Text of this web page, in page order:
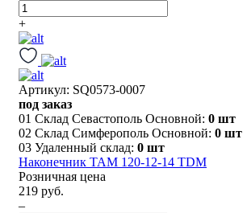
+
Артикул: SQ0573-0007
под заказ
01 Склад Севастополь Основной: 0 шт
02 Склад Симферополь Основной: 0 шт
03 Удаленный склад: 0 шт
Наконечник ТАМ 120-12-14 TDM
Розничная цена
219 руб.
–